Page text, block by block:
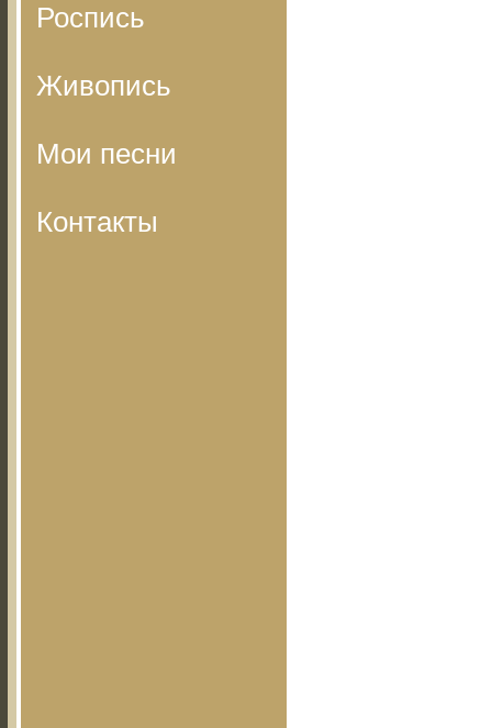
Роспись
Живопись
Мои песни
Контакты